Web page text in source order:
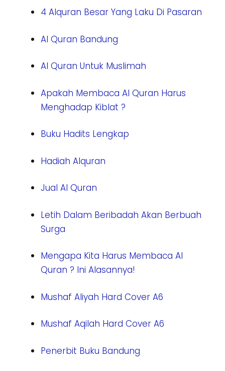
4 Alquran Besar Yang Laku Di Pasaran
Al Quran Bandung
Al Quran Untuk Muslimah
Apakah Membaca Al Quran Harus
Menghadap Kiblat ?
Buku Hadits Lengkap
Hadiah Alquran
Jual Al Quran
Letih Dalam Beribadah Akan Berbuah
Surga
Mengapa Kita Harus Membaca Al
Quran ? Ini Alasannya!
Mushaf Aliyah Hard Cover A6
Mushaf Aqilah Hard Cover A6
Penerbit Buku Bandung